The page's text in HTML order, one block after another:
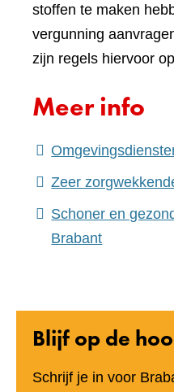
stoffen te maken
vergunning
zijn regels hiervoor
Meer info
Zeer
Schoner en
Brabant
Blijf op de
Schrijf je in voor